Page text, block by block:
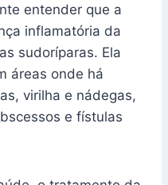
entender que a
inflamatória da
sudoríparas. Ela
áreas onde há
virilha e nádegas,
e fístulas